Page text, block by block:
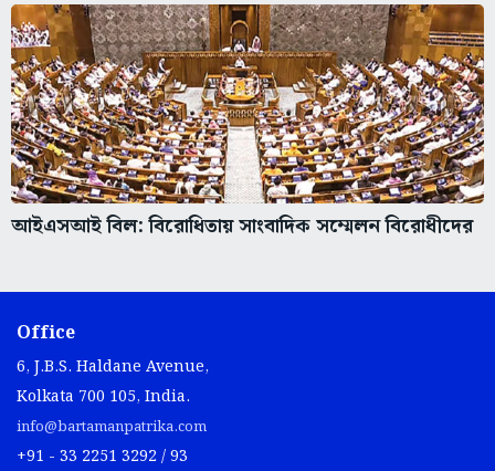
আইএসআই বিল: বিরোধিতায় সাংবাদিক সম্মেলন বিরোধীদের
Office
6, J.B.S. Haldane Avenue,
Kolkata 700 105, India.
info@bartamanpatrika.com
+91 - 33 2251 3292 / 93